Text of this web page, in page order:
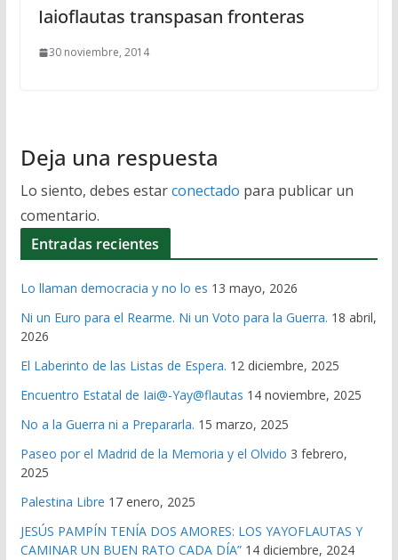
Iaioflautas transpasan fronteras
30 noviembre, 2014
Deja una respuesta
Lo siento, debes estarconectado para publicar un
comentario.
Entradas recientes
Lo llaman democracia y no lo es 13 mayo, 2026
Ni un Euro para el Rearme. Ni un Voto para la Guerra. 18 abril,
2026
El Laberinto de las Listas de Espera. 12 diciembre, 2025
Encuentro Estatal de Iai@-Yay@flautas 14 noviembre, 2025
No a la Guerra ni a Prepararla. 15 marzo, 2025
Paseo por el Madrid de la Memoria y el Olvido 3 febrero,
2025
Palestina Libre 17 enero, 2025
JESÚS PAMPÍN TENÍA DOS AMORES: LOS YAYOFLAUTAS Y
CAMINAR UN BUEN RATO CADA DÍA” 14 diciembre, 2024